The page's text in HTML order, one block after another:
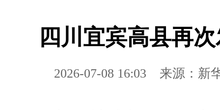
四川宜宾高县再
2026-07-08 16:03 来源：新